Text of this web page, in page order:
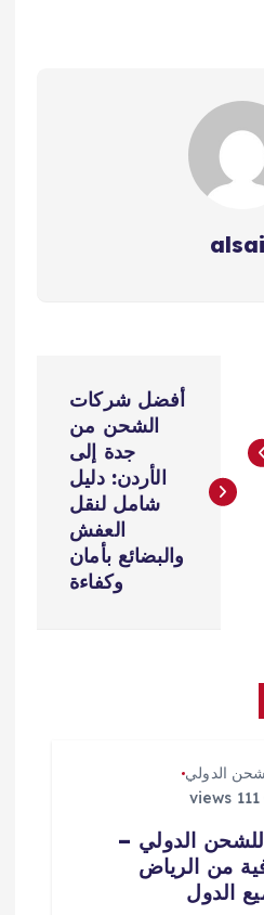
أفضل شركات
الشحن من
جدة إلى
الأردن: دليل
شامل لنقل
العفش
والبضائع بأمان
وكفاءة
الدولي
111 views
الدولي –
من الرياض
الدول